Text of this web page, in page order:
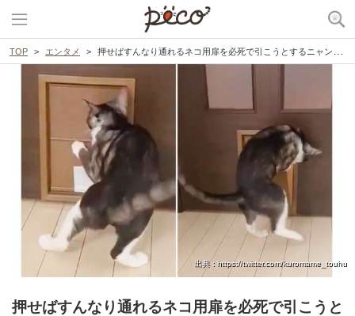
TOP エンタメ 押せばすんなり通れるネコ用扉を必死で引こうとするニャンコ。必死な姿が最強に愛くるしい♡
出典 : https://twitter.com/kuromame_touhu
押せばすんなり通れるネコ用扉を必死で引こうと